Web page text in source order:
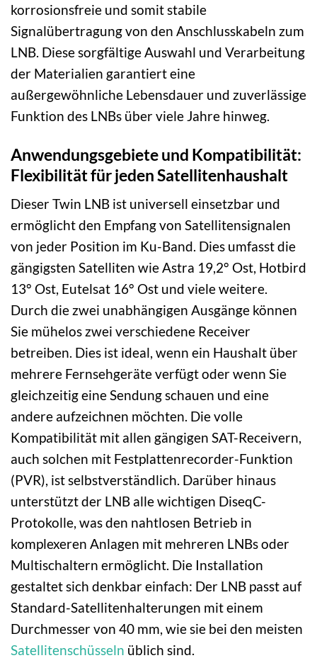
korrosionsfreie und somit stabile
Signalübertragung von den Anschlusskabeln zum
LNB. Diese sorgfältige Auswahl und Verarbeitung
der Materialien garantiert eine
außergewöhnliche Lebensdauer und zuverlässige
Funktion des LNBs über viele Jahre hinweg.
Anwendungsgebiete und Kompatibilität:
Flexibilität für jeden Satellitenhaushalt
Dieser Twin LNB ist universell einsetzbar und
ermöglicht den Empfang von Satellitensignalen
von jeder Position im Ku-Band. Dies umfasst die
gängigsten Satelliten wie Astra 19,2° Ost, Hotbird
13° Ost, Eutelsat 16° Ost und viele weitere.
Durch die zwei unabhängigen Ausgänge können
Sie mühelos zwei verschiedene Receiver
betreiben. Dies ist ideal, wenn ein Haushalt über
mehrere Fernsehgeräte verfügt oder wenn Sie
gleichzeitig eine Sendung schauen und eine
andere aufzeichnen möchten. Die volle
Kompatibilität mit allen gängigen SAT-Receivern,
auch solchen mit Festplattenrecorder-Funktion
(PVR), ist selbstverständlich. Darüber hinaus
unterstützt der LNB alle wichtigen DiseqC-
Protokolle, was den nahtlosen Betrieb in
komplexeren Anlagen mit mehreren LNBs oder
Multischaltern ermöglicht. Die Installation
gestaltet sich denkbar einfach: Der LNB passt auf
Standard-Satellitenhalterungen mit einem
Durchmesser von 40 mm, wie sie bei den meisten
Satellitenschüsseln üblich sind.